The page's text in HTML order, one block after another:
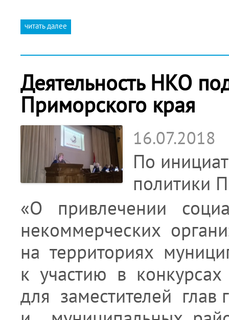
читать далее
Деятельность НКО
Приморского края
16.07.2018
По
политики
«О привлечении
некоммерческих
на территориях
к участию в конкурсах
для заместителей глав